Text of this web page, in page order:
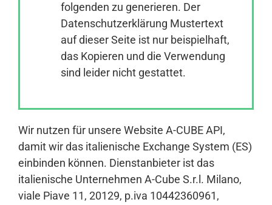
Anmelden
folgenden zu generieren. Der
Datenschutzerklärung Mustertext
auf dieser Seite ist nur beispielhaft,
das Kopieren und die Verwendung
sind leider nicht gestattet.
Wir nutzen für unsere Website A-CUBE API,
damit wir das italienische Exchange System (ES)
einbinden können. Dienstanbieter ist das
italienische Unternehmen A-Cube S.r.l. Milano,
viale Piave 11, 20129, p.iva 10442360961,